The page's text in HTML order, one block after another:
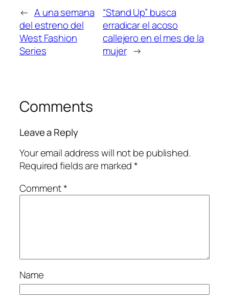
← A una semana
del estreno del
West Fashion
Series
“Stand Up” busca
erradicar el acoso
callejero en el mes de la
mujer →
Comments
Leave a Reply
Your email address will not be published.
Required fields are marked*
Comment*
Name